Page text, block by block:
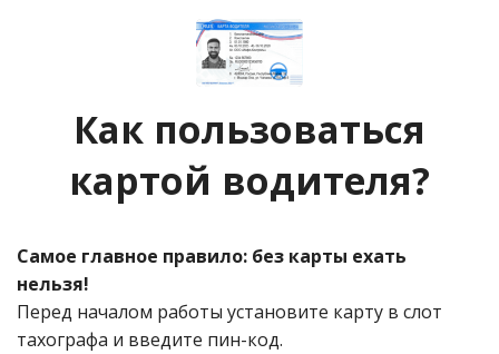
Как пользоваться
картой водителя?
Самое главное правило: без карты ехать
нельзя!
Перед началом работы установите карту в слот
тахографа и введите пин-код.